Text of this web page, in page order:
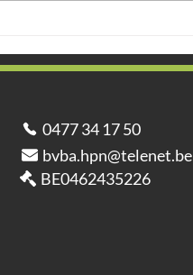
0477 34 17 50
bvba.hpn@telenet.be
BE0462435226